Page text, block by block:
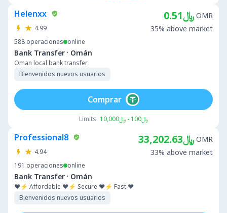
Helenxx
4.99
588 operaciones online
Bank Transfer · Omán
Oman local bank transfer
Bienvenidos nuevos usuarios
﷼0.51 OMR
35% above market
Limits: ﷼100 - ﷼10,000
Comprar
Professional8
4.94
191 operaciones online
Bank Transfer · Omán
❤️⚡ Affordable ❤️⚡ Secure ❤️⚡ Fast ❤️
Bienvenidos nuevos usuarios
﷼33,202.63 OMR
33% above market